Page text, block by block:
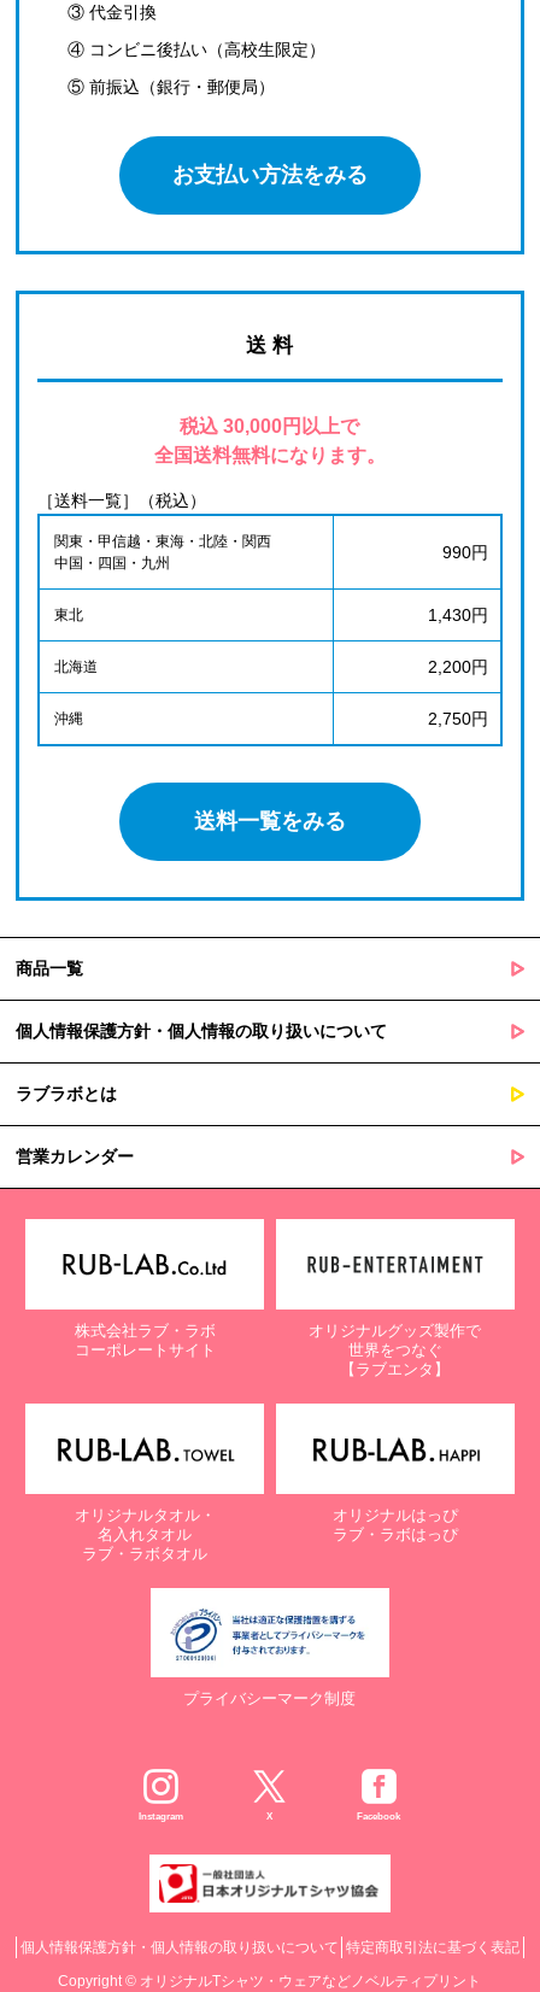
③ 代金引換
④ コンビニ後払い（高校生限定）
⑤ 前振込（銀行・郵便局）
お支払い方法をみる
送 料
税込 30,000円以上で
全国送料無料になります。
［送料一覧］（税込）
関東・甲信越・東海・北陸・関西
中国・四国・九州
990円
東北 1,430円
北海道 2,200円
沖縄 2,750円
送料一覧をみる
商品一覧
個人情報保護方針・個人情報の取り扱いについて
ラブラボとは
営業カレンダー
株式会社ラブ・ラボ
コーポレートサイト
オリジナルグッズ製作で
世界をつなぐ
【ラブエンタ】
オリジナルタオル・
名入れタオル
ラブ・ラボタオル
オリジナルはっぴ
ラブ・ラボはっぴ
プライバシーマーク制度
Instagram X Facebook
個人情報保護方針・個人情報の取り扱いについて 特定商取引法に基づく表記
Copyright © オリジナルTシャツ・ウェアなどノベルティプリント